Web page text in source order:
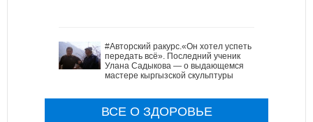
#Авторский ракурс.«Он хотел успеть
передать всё». Последний ученик
Улана Садыкова — о выдающемся
мастере кыргызской скульптуры
ВСЕ О ЗДОРОВЬЕ